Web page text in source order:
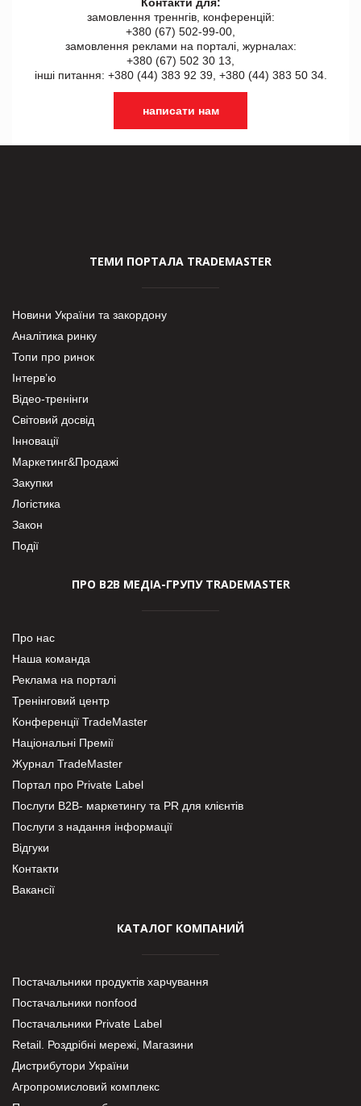
Контакти для:
замовлення треннгів, конференцій:
+380 (67) 502-99-00,
замовлення реклами на порталі, журналах:
+380 (67) 502 30 13,
інші питання: +380 (44) 383 92 39, +380 (44) 383 50 34.
написати нам
ТЕМИ ПОРТАЛА TRADEMASTER
Новини України та закордону
Аналітика ринку
Топи про ринок
Інтерв’ю
Відео-тренінги
Світовий досвід
Інновації
Маркетинг&Продажі
Закупки
Логістика
Закон
Події
ПРО В2В МЕДІА-ГРУПУ TRADEMASTER
Про нас
Наша команда
Реклама на порталі
Тренінговий центр
Конференції TradeMaster
Національні Премії
Журнал TradeMaster
Портал про Private Label
Послуги В2В- маркетингу та PR для клієнтів
Послуги з надання інформації
Відгуки
Контакти
Вакансії
КАТАЛОГ КОМПАНИЙ
Постачальники продуктів харчування
Постачальники nonfood
Постачальники Private Label
Retail. Роздрібні мережі, Магазини
Дистрибутори України
Агропромисловий комплекс